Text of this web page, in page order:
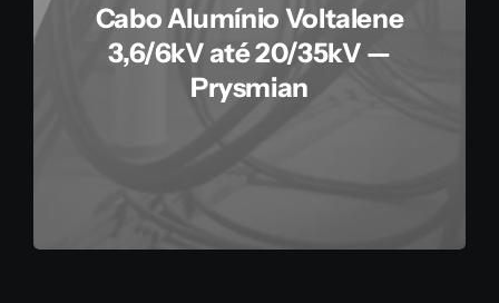
Cabo Alumínio Voltalene
3,6/6kV até 20/35kV —
Prysmian